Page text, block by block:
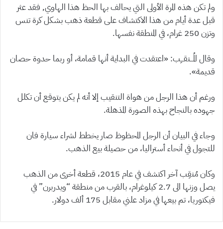
ولم تكن هذه المرة الأولى التي يحالف بها الحظ هذا الهاوي, فقد عثر
قبل عدة أيام من هذا الاكتشاف على قطعة ذهب بشكل كرة تنس
وتزن 250 غرام، في المنطقة نفسها.
وقال المُـــنقـــِب: «اعتقدت في البداية أنها قمامة، أو ربما حدوة حصان
قديمة».
ورغم أن هذا الرجل من هواة التنقيب إلا أنه لم يكن يتوقع أن تكلل
جهوده بالنجاح بهذه الصورة المذهلة.
وجاء في البيان أن الرجل المحظوظ صار يخطط لشراء سيارة فان
للتجول في أنحاء أستراليا، من حصيلة بيع الذهب.
وكان مُنقِب آخر اكتشف في عام 2015، قطعة أخرى من الذهب
يصل وزنها الى 2.7 كيلوغرام، بالقرب من منطقة “ويدربرن” في
فيكتوريا، تم بيعها في مزاد علني مقابل 175 ألف دولار.